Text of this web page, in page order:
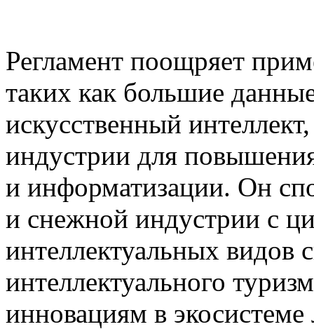
Регламент поощряет
таких как большие
искусственный
индустрии для
и информатизации. Он
и снежной индустрии с
интеллектуальных видов
интеллектуального
инновациям в